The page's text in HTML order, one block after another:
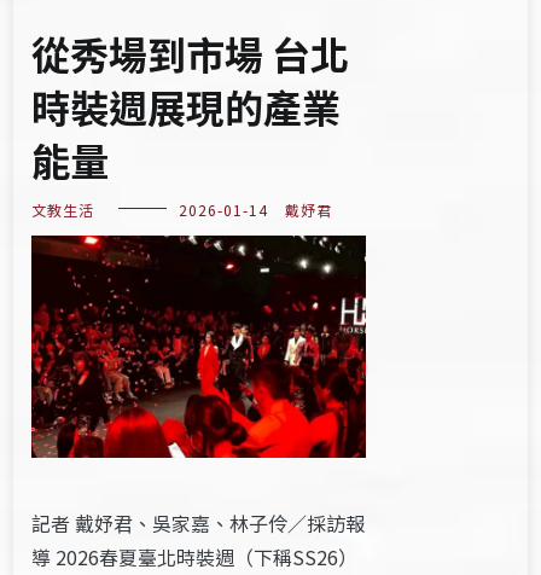
從秀場到市場 台北
時裝週展現的產業
能量
文教生活 2026-01-14 戴妤君
記者 戴妤君、吳家嘉、林子伶／採訪報
導 2026春夏臺北時裝週（下稱SS26）